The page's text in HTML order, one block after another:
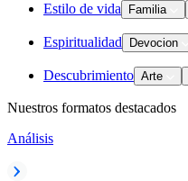
Estilo de vida Familia
Espiritualidad Devocion
Descubrimiento Arte
Nuestros formatos destacados
Análisis